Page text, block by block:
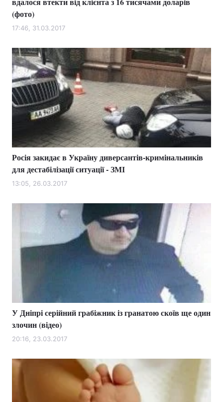
(фото)
17:46, 31.03.2017
Росія закидає в Україну диверсантів-кримінальників
для дестабілізації ситуації - ЗМІ
13:05, 26.03.2017
У Дніпрі серійний грабіжник із гранатою скоїв ще один
злочин (відео)
20:16, 23.03.2017